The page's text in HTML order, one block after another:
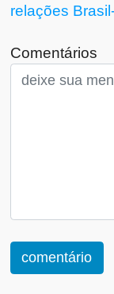
relações
Comentários
comentário